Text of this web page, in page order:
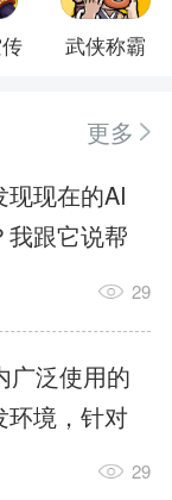
武侠称霸
更多
现在的AI
我跟它说帮
的闹钟，它
是个只会
子。它脑子
没有真正
29
泛使用的
环境，针对
片机提供编29